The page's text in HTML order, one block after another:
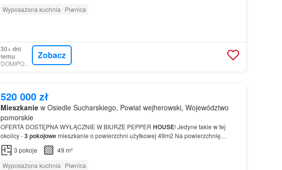
Wyposażona kuchnia Piwnica
30+ dni
temu
DOMIPORTA
Zobacz
520 000 zł
Mieszkaniew Osiedle Sucharskiego, Powiat wejherowski, Województwo
pomorskie
OFERTA DOSTĘPNA WYŁĄCZNIE W BIURZE PEPPER HOUSE! Jedyne takie w tej
okolicy -3pokojowemieszkanie o powierzchni użytkowej 49m2 Na powierzchnię
mieszkania składają się salon z aneksem kuchennym, dwie…
3 pokoje
49 m²
Wyposażona kuchnia Piwnica